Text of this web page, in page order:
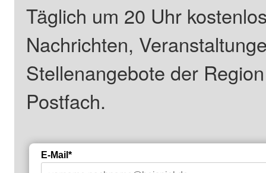
Täglich um 20 Uhr
Nachrichten,
Stellenangebote der
Postfach.
E-Mail*